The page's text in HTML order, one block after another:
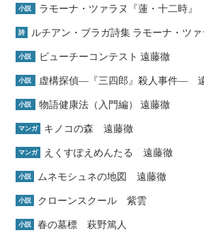
小説 ラモーナ・ツァラヌ『蓮・十二時』
詩 ルチアン・ブラガ詩集 ラモーナ・ツ
小説 ビューチーコンテスト 遠藤徹
小説 虚構探偵―『三四郎』殺人事件―
小説 物語健康法（入門編） 遠藤徹
マンガ キノコの森 遠藤徹
マンガ えくすぽえめんたる 遠藤徹
小説 ムネモシュネの地図 遠藤徹
小説 クローンスクール 紫雲
小説 春の墓標 萩野篤人